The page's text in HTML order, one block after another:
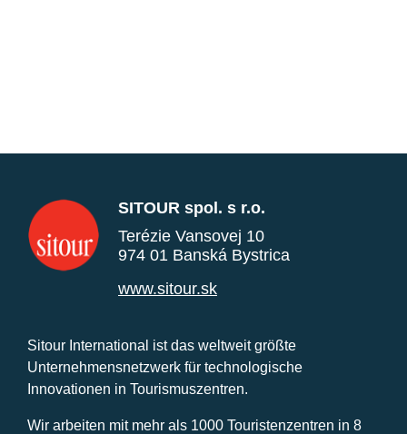
SITOUR spol. s r.o.
Terézie Vansovej 10
974 01 Banská Bystrica
www.sitour.sk
Sitour International ist das weltweit größte
Unternehmensnetzwerk für technologische
Innovationen in Tourismuszentren.
Wir arbeiten mit mehr als 1000 Touristenzentren in 8